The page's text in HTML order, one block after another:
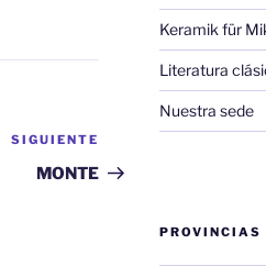
entrada
SIGUIENTE
MONTE
Keramik für
Literatura
Nuestra sede
PROVINCIAS